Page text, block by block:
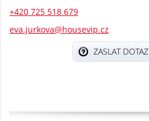
+420 725 518 679
eva.jurkova@housevip.cz
ZASLAT DOTAZ